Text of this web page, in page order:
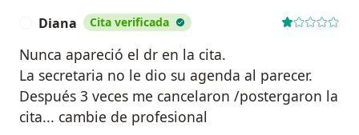
Diana Cita verificada
Nunca apareció el dr en la cita.
La secretaria no le dio su agenda al parecer.
Después 3 veces me cancelaron /postergaron la
cita... cambie de profesional